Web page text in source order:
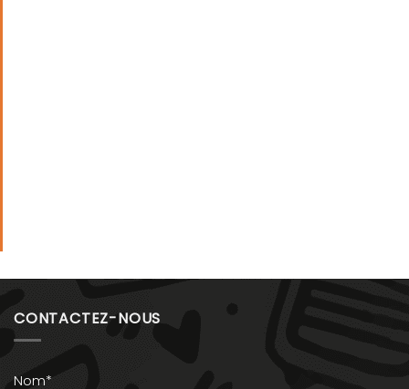
CONTACTEZ-NOUS
Nom*